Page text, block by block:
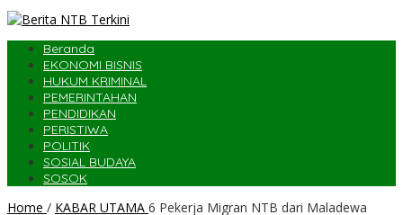
Beranda
EKONOMI BISNIS
HUKUM KRIMINAL
PEMERINTAHAN
PENDIDIKAN
PERISTIWA
POLITIK
SOSIAL BUDAYA
SOSOK
Home / KABAR UTAMA 6 Pekerja Migran NTB dari Maladewa